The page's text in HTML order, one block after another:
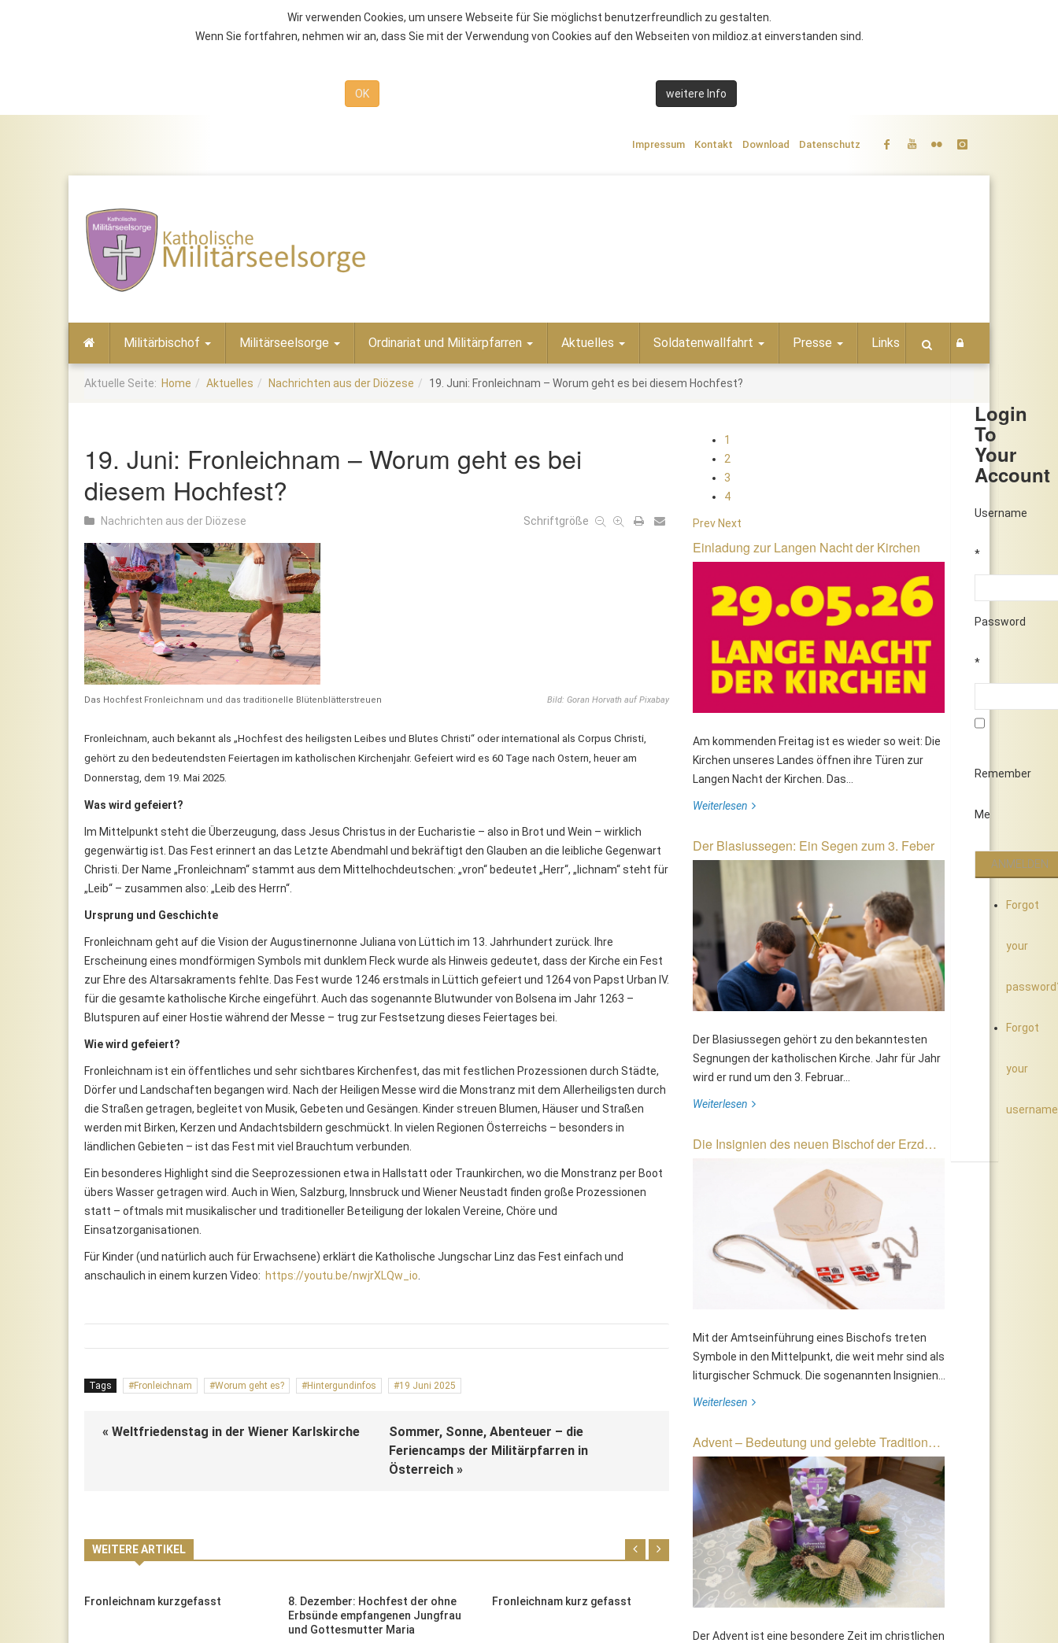
Wir verwenden Cookies, um unsere Webseite für Sie möglichst benutzerfreundlich zu gestalten.
Wenn Sie fortfahren, nehmen wir an, dass Sie mit der Verwendung von Cookies auf den Webseiten von mildioz.at einverstanden sind.
OK weitere Info
Impressum Kontakt Download Datenschutz
Login
To
Your
Account
Username
*
Password
*
Remember
Me
Forgot
your
Forgot
your
Home
Militärbischof Militärseelsorge Ordinariat und Militärpfarren Aktuelles Soldatenwallfahrt Presse Links
Aktuelle Seite: Home Aktuelles Nachrichten aus der Diözese 19. Juni: Fronleichnam – Worum geht es bei diesem Hochfest?
19. Juni: Fronleichnam – Worum geht es bei
diesem Hochfest?
Nachrichten aus der Diözese Schriftgröße
Das Hochfest Fronleichnam und das traditionelle Blütenblätterstreuen Bild: Goran Horvath auf Pixabay
Fronleichnam, auch bekannt als „Hochfest des heiligsten Leibes und Blutes Christi“ oder international als Corpus Christi,
gehört zu den bedeutendsten Feiertagen im katholischen Kirchenjahr. Gefeiert wird es 60 Tage nach Ostern, heuer am
Donnerstag, dem 19. Mai 2025.
Was wird gefeiert?
Im Mittelpunkt steht die Überzeugung, dass Jesus Christus in der Eucharistie – also in Brot und Wein – wirklich
gegenwärtig ist. Das Fest erinnert an das Letzte Abendmahl und bekräftigt den Glauben an die leibliche Gegenwart
Christi. Der Name „Fronleichnam“ stammt aus dem Mittelhochdeutschen: „vron“ bedeutet „Herr“, „lichnam“ steht für
„Leib“ – zusammen also: „Leib des Herrn“.
Ursprung und Geschichte
Fronleichnam geht auf die Vision der Augustinernonne Juliana von Lüttich im 13. Jahrhundert zurück. Ihre
Erscheinung eines mondförmigen Symbols mit dunklem Fleck wurde als Hinweis gedeutet, dass der Kirche ein Fest
zur Ehre des Altarsakraments fehlte. Das Fest wurde 1246 erstmals in Lüttich gefeiert und 1264 von Papst Urban IV.
für die gesamte katholische Kirche eingeführt. Auch das sogenannte Blutwunder von Bolsena im Jahr 1263 –
Blutspuren auf einer Hostie während der Messe – trug zur Festsetzung dieses Feiertages bei.
Wie wird gefeiert?
Fronleichnam ist ein öffentliches und sehr sichtbares Kirchenfest, das mit festlichen Prozessionen durch Städte,
Dörfer und Landschaften begangen wird. Nach der Heiligen Messe wird die Monstranz mit dem Allerheiligsten durch
die Straßen getragen, begleitet von Musik, Gebeten und Gesängen. Kinder streuen Blumen, Häuser und Straßen
werden mit Birken, Kerzen und Andachtsbildern geschmückt. In vielen Regionen Österreichs – besonders in
ländlichen Gebieten – ist das Fest mit viel Brauchtum verbunden.
Ein besonderes Highlight sind die Seeprozessionen etwa in Hallstatt oder Traunkirchen, wo die Monstranz per Boot
übers Wasser getragen wird. Auch in Wien, Salzburg, Innsbruck und Wiener Neustadt finden große Prozessionen
statt – oftmals mit musikalischer und traditioneller Beteiligung der lokalen Vereine, Chöre und
Einsatzorganisationen.
Für Kinder (und natürlich auch für Erwachsene) erklärt die Katholische Jungschar Linz das Fest einfach und
anschaulich in einem kurzen Video: https://youtu.be/nwjrXLQw_io
Tags Fronleichnam Worum geht es? Hintergundinfos 19 Juni 2025
« Weltfriedenstag in der Wiener Karlskirche
Sommer, Sonne, Abenteuer – die
Feriencamps der Militärpfarren in
Österreich »
WEITERE ARTIKEL
Fronleichnam kurzgefasst
8. Dezember: Hochfest der ohne
Erbsünde empfangenen Jungfrau
und Gottesmutter Maria
Fronleichnam kurz gefasst
Leo XIV.: Wissenswertes rund um
neuen Papstes
1
2
3
4
Prev Next
Einladung zur Langen Nacht der Kirchen
Am kommenden Freitag ist es wieder so weit: Die
Kirchen unseres Landes öffnen ihre Türen zur
Langen Nacht der Kirchen. Das...
Weiterlesen
Der Blasiussegen: Ein Segen zum 3. Feber
Der Blasiussegen gehört zu den bekanntesten
Segnungen der katholischen Kirche. Jahr für Jahr
wird er rund um den 3. Februar...
Weiterlesen
Die Insignien des neuen Bischof der Erzd…
Mit der Amtseinführung eines Bischofs treten
Symbole in den Mittelpunkt, die weit mehr sind als
liturgischer Schmuck. Die sogenannten Insignien...
Weiterlesen
Advent – Bedeutung und gelebte Tradition…
Der Advent ist eine besondere Zeit im christlichen